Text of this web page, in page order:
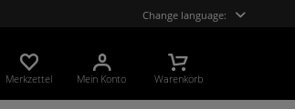
Change language:
Merkzettel Mein Konto Warenkorb